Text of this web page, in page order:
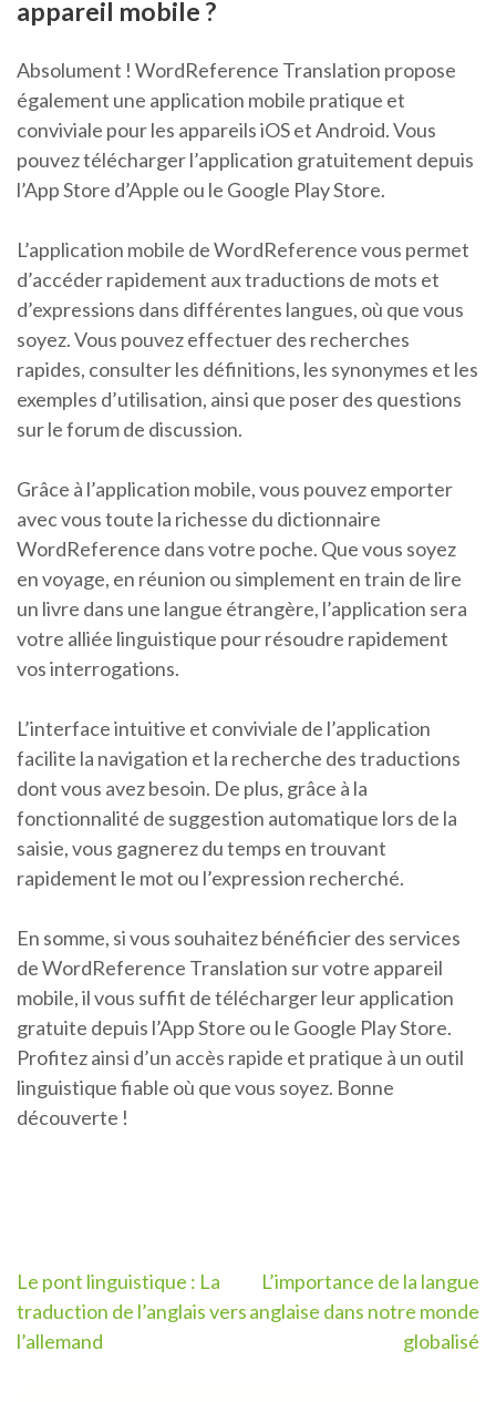
appareil mobile ?
Absolument ! WordReference Translation propose
également une application mobile pratique et
conviviale pour les appareils iOS et Android. Vous
pouvez télécharger l’application gratuitement depuis
l’App Store d’Apple ou le Google Play Store.
L’application mobile de WordReference vous permet
d’accéder rapidement aux traductions de mots et
d’expressions dans différentes langues, où que vous
soyez. Vous pouvez effectuer des recherches
rapides, consulter les définitions, les synonymes et les
exemples d’utilisation, ainsi que poser des questions
sur le forum de discussion.
Grâce à l’application mobile, vous pouvez emporter
avec vous toute la richesse du dictionnaire
WordReference dans votre poche. Que vous soyez
en voyage, en réunion ou simplement en train de lire
un livre dans une langue étrangère, l’application sera
votre alliée linguistique pour résoudre rapidement
vos interrogations.
L’interface intuitive et conviviale de l’application
facilite la navigation et la recherche des traductions
dont vous avez besoin. De plus, grâce à la
fonctionnalité de suggestion automatique lors de la
saisie, vous gagnerez du temps en trouvant
rapidement le mot ou l’expression recherché.
En somme, si vous souhaitez bénéficier des services
de WordReference Translation sur votre appareil
mobile, il vous suffit de télécharger leur application
gratuite depuis l’App Store ou le Google Play Store.
Profitez ainsi d’un accès rapide et pratique à un outil
linguistique fiable où que vous soyez. Bonne
découverte !
Navigation
de
Le pont linguistique : La
traduction de l’anglais vers
l’allemand
L’importance de la langue
anglaise dans notre monde
globalisé